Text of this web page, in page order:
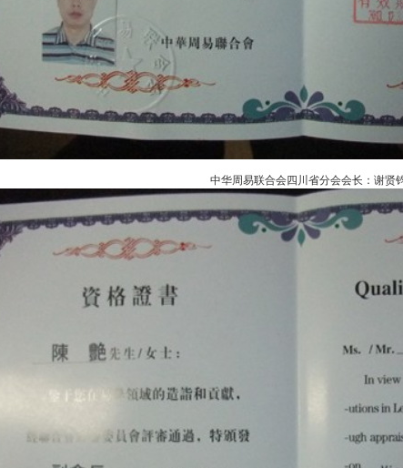
中华周易联合会四川省分会会长：谢贤